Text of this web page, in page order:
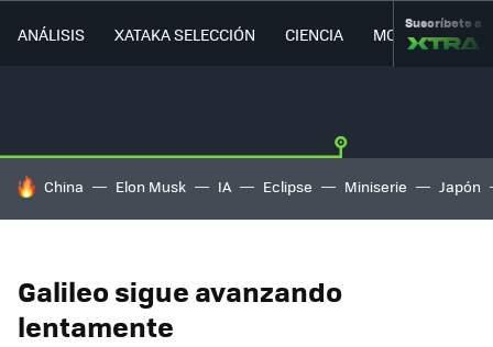
ANÁLISIS XATAKA SELECCIÓN CIENCIA MOVILIDAD
Suscríbete a
HOY SE HABLA DE
China Elon Musk IA Eclipse Miniserie Japón
Galileo sigue avanzando
lentamente